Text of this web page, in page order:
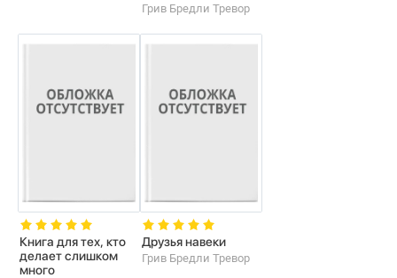
Грив Бредли Тревор
Книга для тех, кто
делает слишком
много
Друзья навеки
Грив Бредли Тревор